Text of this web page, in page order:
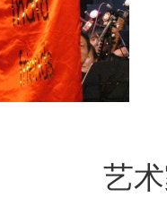
艺